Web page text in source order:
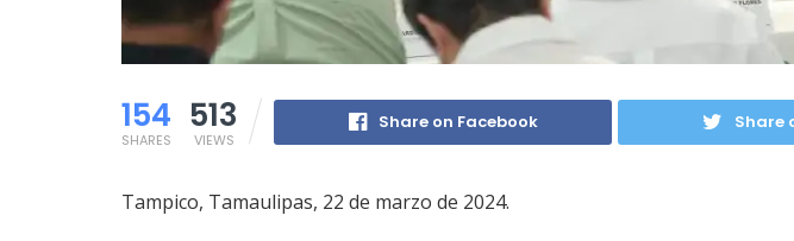
154
SHARES
513
VIEWS
Share on Facebook Share
Tampico, Tamaulipas, 22 de marzo de 2024.